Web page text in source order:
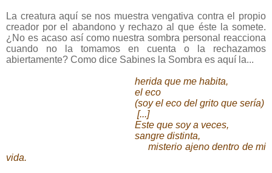
La creatura aquí se nos muestra vengativa contra el propio
creador por el abandono y rechazo al que éste la somete.
¿No es acaso así como nuestra sombra personal reacciona
cuando no la tomamos en cuenta o la rechazamos
abiertamente? Como dice Sabines la Sombra es aquí la...
herida que me habita,
el eco
(soy el eco del grito que sería)
[...]
Este que soy a veces,
sangre distinta,
misterio ajeno dentro de mi
vida.